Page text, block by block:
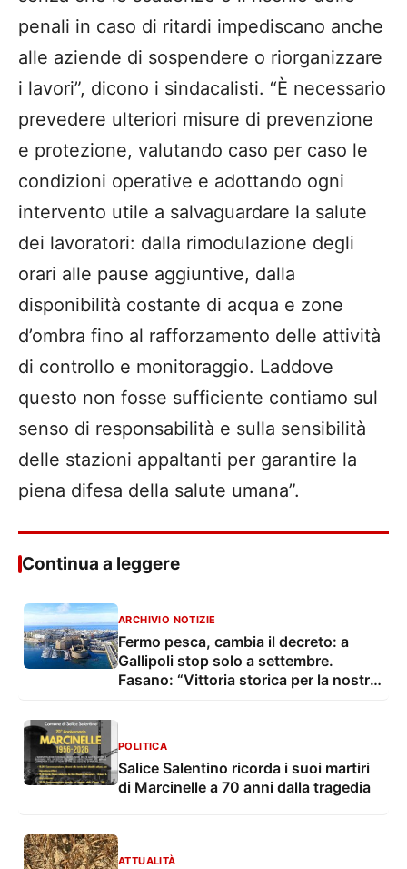
penali in caso di ritardi impediscano anche
alle aziende di sospendere o riorganizzare
i lavori”, dicono i sindacalisti. “È necessario
prevedere ulteriori misure di prevenzione
e protezione, valutando caso per caso le
condizioni operative e adottando ogni
intervento utile a salvaguardare la salute
dei lavoratori: dalla rimodulazione degli
orari alle pause aggiuntive, dalla
disponibilità costante di acqua e zone
d’ombra fino al rafforzamento delle attività
di controllo e monitoraggio. Laddove
questo non fosse sufficiente contiamo sul
senso di responsabilità e sulla sensibilità
delle stazioni appaltanti per garantire la
piena difesa della salute umana”.
Continua a leggere
ARCHIVIO NOTIZIE
Fermo pesca, cambia il decreto: a
Gallipoli stop solo a settembre.
Fasano: “Vittoria storica per la nostra
POLITICA
Salice Salentino ricorda i suoi martiri
di Marcinelle a 70 anni dalla tragedia
ATTUALITÀ